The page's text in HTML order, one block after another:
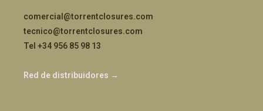
comercial@torrentclosures.com
tecnico@torrentclosures.com
Tel +34 956 85 98 13
Red de distribuidores →